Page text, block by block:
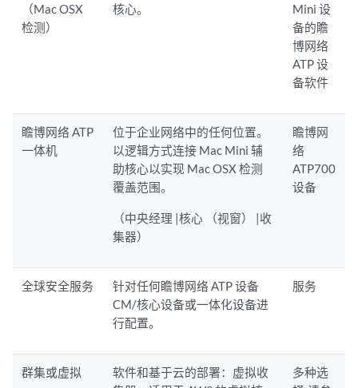
（Mac OSX
检测）
核心。
Mini 设
备的瞻
博网络
ATP 设
备软件
瞻博网络 ATP
一体机
位于企业网络中的任何位置。
以逻辑方式连接 Mac Mini 辅
助核心以实现 Mac OSX 检测
覆盖范围。
（中央经理 |核心 （视窗） |收
集器）
瞻博网
络
ATP700
设备
全球安全服务
针对任何瞻博网络 ATP 设备
CM/核心设备或一体化设备进
行配置。
服务
群集或虚拟
软件和基于云的部署：虚拟收
多种选